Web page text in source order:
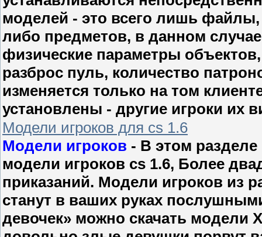
моделей - это всего лишь файлы,
либо предметов, в данном
физические параметры объектов,
разброс пуль, количество
изменяется только на том
установлены - другие игроки их
Модели игроков для cs 1.6
Модели игроков - В этом
модели игроков cs 1.6, Более
приказаний. Модели игроков из
станут в ваших руках
девочек» можно скачать модели